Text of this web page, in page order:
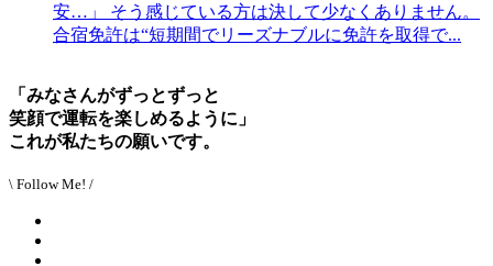
安…」 そう感じている方は決して少なくありません。
合宿免許は“短期間でリーズナブルに免許を取得で...
「みなさんがずっとずっと
笑顔で運転を楽しめるように」
これが私たちの願いです。
\ Follow Me! /